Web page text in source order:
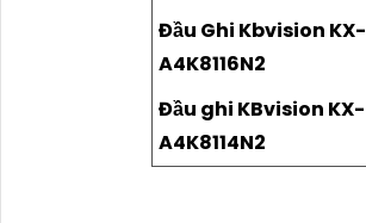
Đầu Ghi Kbvision KX-
A4K8116N2
Đầu ghi KBvision KX-
A4K8114N2